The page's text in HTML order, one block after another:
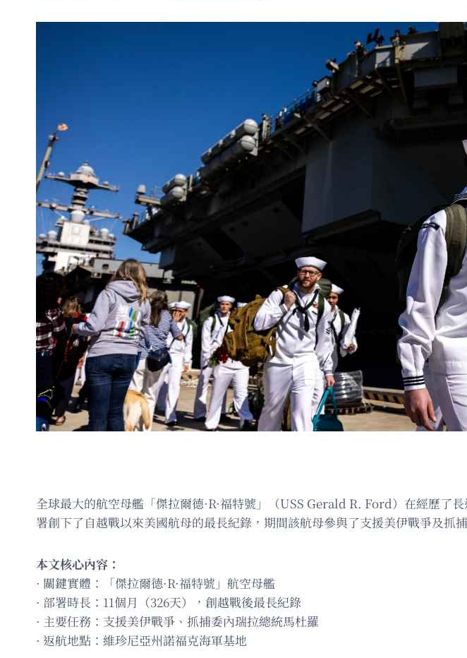
全球最大的航空母艦「傑拉爾德·R·福特號」（USS Gerald R. Ford）在經歷
署創下了自越戰以來美國航母的最長紀錄，期間該航母參與了支援美伊戰爭及
本文核心內容：
· 關鍵實體：「傑拉爾德·R·福特號」航空母艦
· 部署時長：11個月（326天），創越戰後最長紀錄
· 主要任務：支援美伊戰爭、抓捕委內瑞拉總統馬杜羅
· 返航地點：維珍尼亞州諾福克海軍基地